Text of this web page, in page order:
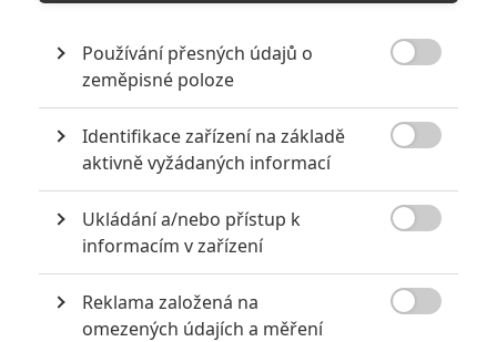
8 Recenze: Občanská válka
6
Recenze: Godzilla x Kong: Nové
impérium
8 Recenze: Opičí muž
Používání přesných údajů o
zeměpisné poloze
Identifikace zařízení na základě
aktivně vyžádaných informací
Ukládání a/nebo přístup k
informacím v zařízení
Reklama založená na
omezených údajích a měření